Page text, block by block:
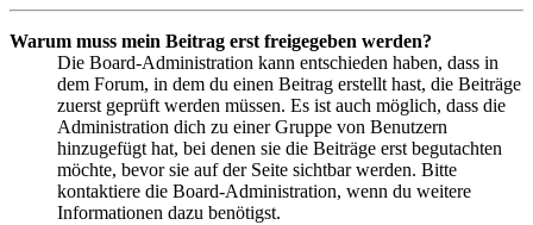
Warum muss mein Beitrag erst freigegeben werden?
Die Board-Administration kann entschieden haben, dass in
dem Forum, in dem du einen Beitrag erstellt hast, die Beiträge
zuerst geprüft werden müssen. Es ist auch möglich, dass die
Administration dich zu einer Gruppe von Benutzern
hinzugefügt hat, bei denen sie die Beiträge erst begutachten
möchte, bevor sie auf der Seite sichtbar werden. Bitte
kontaktiere die Board-Administration, wenn du weitere
Informationen dazu benötigst.